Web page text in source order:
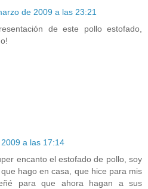
de 2009 a las 23:21
de este pollo estofado,
a las 17:14
encanto el estofado de pollo, soy
hago en casa, que hice para mis
para que ahora hagan a sus